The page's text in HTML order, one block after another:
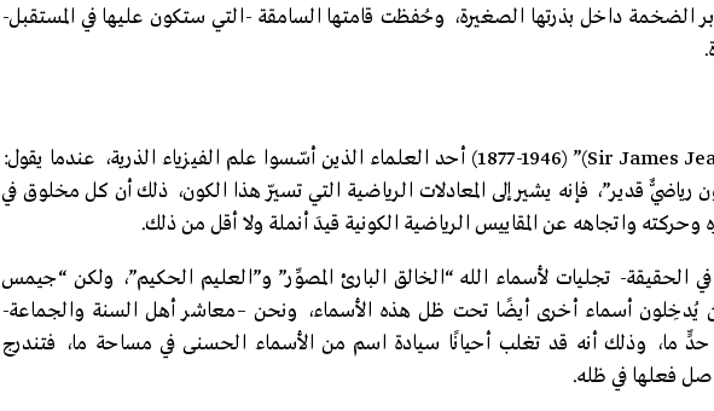
داخل بذرتها الصغيرة، وحُفظت قامتها السامقة -التي ستكون عليها في المستقبل-
إن “سير جيمس جان (Sir James Jeans)” (1877-1946) أحد العلماء الذين أسّسوا علم الفيزياء الذرية، عندما يقول:
قدير”، فإنه يشير إلى المعادلات الرياضية التي تسيّر هذا الكون، ذلك أن كل مخلوق في
وحركته واتجاهه عن المقاييس الرياضية الكونية قيدَ أنملة ولا أقل من ذلك.
تجليات لأسماء الله “الخالق البارئ المصوِّر” و”العليم الحكيم”، ولكن “جيمس
يُدخِلون أسماء أخرى أيضًا تحت ظل هذه الأسماء، ونحن –معاشر أهل السنة والجماعة-
حدٍّ ما، وذلك أنه قد تغلب أحيانًا سيادة اسم من الأسماء الحسنى في مساحة ما، فتندرج
فعلها في ظله.